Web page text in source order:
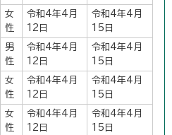
女
性
令和4年4月
12日
令和4年4月
15日
男
性
令和4年4月
12日
令和4年4月
15日
女
性
令和4年4月
12日
令和4年4月
15日
女
性
令和4年4月
12日
令和4年4月
15日